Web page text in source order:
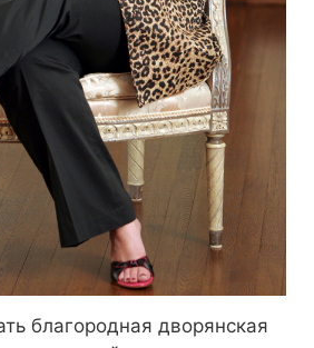
благородная дворянская